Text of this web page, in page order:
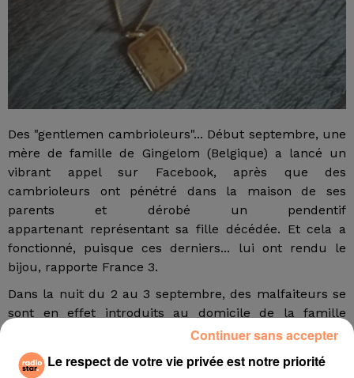
Des "gentlemen cambrioleurs"... Début septembre, une
mère de famille de Gingelom (Belgique) a lancé un
vibrant appel sur Facebook, après que des
cambrioleurs ont pénétré dans la maison de ses
parents et dérobé un pendentif
appartenant représentant sa fille décédée. Et cela a
fonctionné, puisque ces derniers... lui ont rendu le
bijou, rapporte France 3.
Dans la nuit du 2 au 3 septembre, des malfaiteurs se
sont en effet introduits au domicile de la famille
Bollen et ont emporté de nombreux bijoux, parmi
lesquels un pendentif gravé de la photo d'Axana,
décédée d'une méningite en 2002 à l'âge de dix
Le respect de votre vie privée est notre priorité
Continuer sans accepter